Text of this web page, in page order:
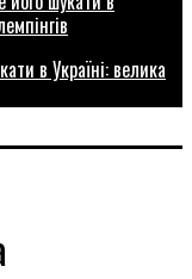
в Україні: велика